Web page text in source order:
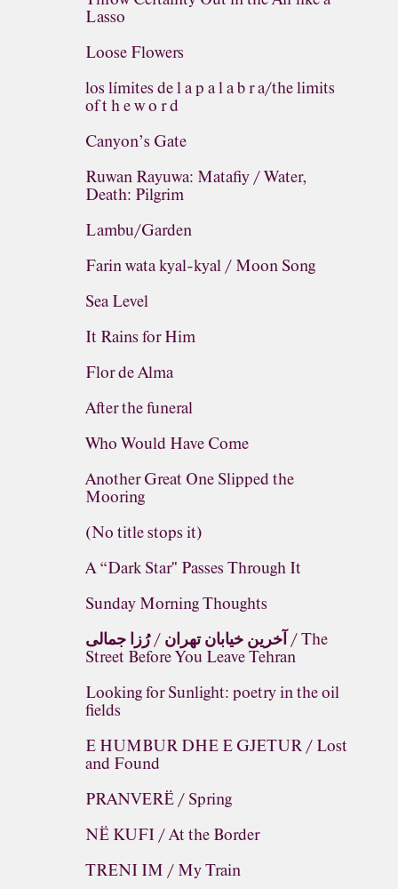
Lasso
Loose Flowers
los límites de l a p a l a b r a/the limits
of t h e w o r d
Canyon’s Gate
Ruwan Rayuwa: Matafiy / Water,
Death: Pilgrim
Lambu/Garden
Farin wata kyal-kyal / Moon Song
Sea Level
It Rains for Him
Flor de Alma
After the funeral
Who Would Have Come
Another Great One Slipped the
Mooring
(No title stops it)
A “Dark Star" Passes Through It
Sunday Morning Thoughts
آخرین خیابان تهران / رُزا جمالی / The
Street Before You Leave Tehran
Looking for Sunlight: poetry in the oil
fields
E HUMBUR DHE E GJETUR / Lost
and Found
PRANVERË / Spring
NË KUFI / At the Border
TRENI IM / My Train